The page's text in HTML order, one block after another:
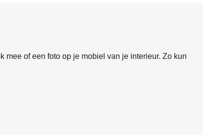
of een foto op je mobiel van je interieur. Zo kun